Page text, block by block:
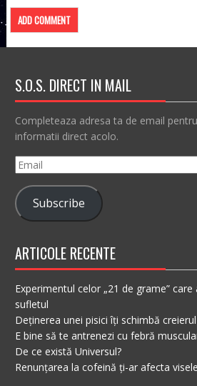
S.O.S. DIRECT IN MAIL
Completeaza adresa ta de email
informatii direct acolo.
Email
Subscribe
ARTICOLE RECENTE
Experimentul celor „21 de grame”
sufletul
Deținerea unei pisici îți schimbă creierul
E bine să te antrenezi cu febră
De ce există Universul?
Renunțarea la cofeină ți-ar afecta